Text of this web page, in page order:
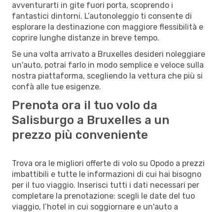
avventurarti in gite fuori porta, scoprendo i
fantastici dintorni. L’autonoleggio ti consente di
esplorare la destinazione con maggiore flessibilità e
coprire lunghe distanze in breve tempo.
Se una volta arrivato a Bruxelles desideri noleggiare
un'auto, potrai farlo in modo semplice e veloce sulla
nostra piattaforma, scegliendo la vettura che più si
confà alle tue esigenze.
Prenota ora il tuo volo da
Salisburgo a Bruxelles a un
prezzo più conveniente
Trova ora le migliori offerte di volo su Opodo a prezzi
imbattibili e tutte le informazioni di cui hai bisogno
per il tuo viaggio. Inserisci tutti i dati necessari per
completare la prenotazione: scegli le date del tuo
viaggio, l’hotel in cui soggiornare e un'auto a